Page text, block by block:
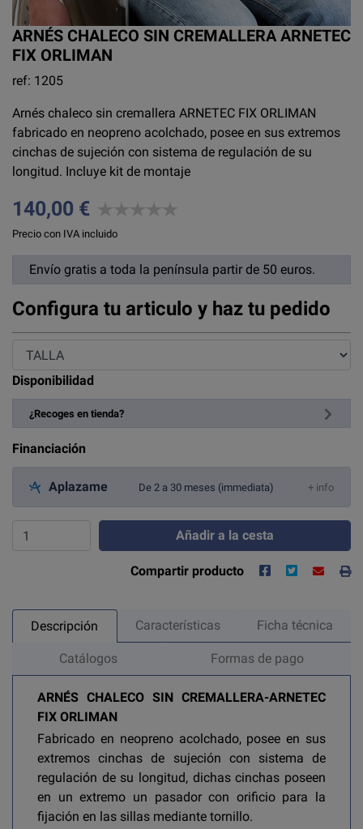
ARNÉS CHALECO SIN CREMALLERA ARNETEC
FIX ORLIMAN
ref: 1205
Arnés chaleco sin cremallera ARNETEC FIX ORLIMAN
fabricado en neopreno acolchado, posee en sus extremos
cinchas de sujeción con sistema de regulación de su
longitud. Incluye kit de montaje
140,00 €
Precio con IVA incluido
Envío gratis a toda la península partir de 50 euros.
Configura tu articulo y haz tu pedido
Disponibilidad
¿Recoges en tienda?
Financiación
Aplazame De 2 a 30 meses (immediata) + info
Añadir a la cesta
Compartir producto
Descripción Características Ficha técnica
Catálogos Formas de pago
ARNÉS CHALECO SIN CREMALLERA-ARNETEC
FIX ORLIMAN
Fabricado en neopreno acolchado, posee en sus
extremos cinchas de sujeción con sistema de
regulación de su longitud, dichas cinchas poseen
en un extremo un pasador con orificio para la
fijación en las sillas mediante tornillo.